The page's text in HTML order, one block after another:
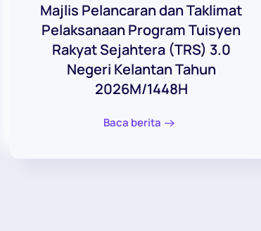
Majlis Pelancaran dan Taklimat
Pelaksanaan Program Tuisyen
Rakyat Sejahtera (TRS) 3.0
Negeri Kelantan Tahun
2026M/1448H
Baca berita